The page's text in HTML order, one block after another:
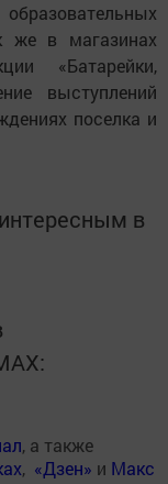
же в магазинах
«Батарейки,
выступлений
поселка и
в
, а также
, «Дзен» и Макс